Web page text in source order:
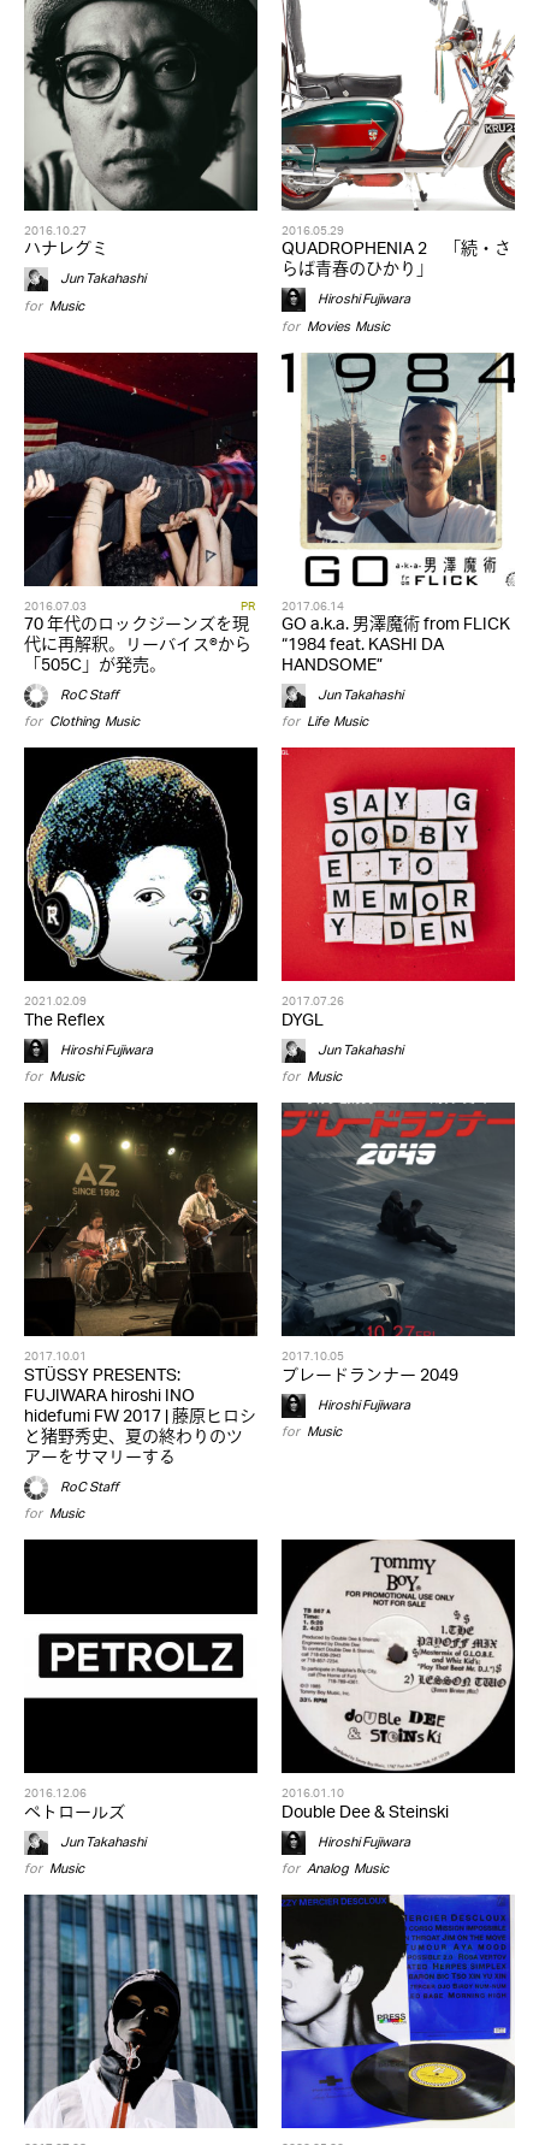
2016.10.27
ハナレグミ
Jun Takahashi
for Music
2016.05.29
QUADROPHENIA 2 「続・さ
らば青春のひかり」
Hiroshi Fujiwara
for Movies,Music
2016.07.03 PR
70 年代のロックジーンズを現
代に再解釈。リーバイス®から
「505C」が発売。
RoC Staff
for Clothing,Music
2017.06.14
GO a.k.a. 男澤魔術 from FLICK
“1984 feat. KASHI DA
HANDSOME”
Jun Takahashi
for Life,Music
2021.02.09
The Reflex
Hiroshi Fujiwara
for Music
2017.07.26
DYGL
Jun Takahashi
for Music
2017.10.01
STÜSSY PRESENTS:
FUJIWARA hiroshi INO
hidefumi FW 2017 | 藤原ヒロシ
と猪野秀史、夏の終わりのツ
アーをサマリーする
RoC Staff
for Music
2017.10.05
ブレードランナー 2049
Hiroshi Fujiwara
for Music
2016.12.06
ペトロールズ
Jun Takahashi
for Music
2016.01.10
Double Dee & Steinski
Hiroshi Fujiwara
for Analog,Music